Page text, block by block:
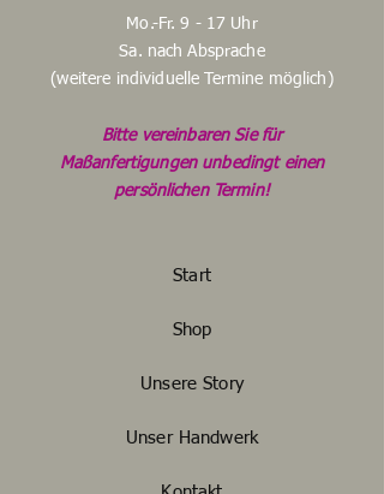
Mo.-Fr. 9 - 17 Uhr
Sa. nach Absprache
(weitere individuelle Termine möglich)
Bitte vereinbaren Sie für
Maßanfertigungen unbedingt einen
persönlichen Termin!
Start
Shop
Unsere Story
Unser Handwerk